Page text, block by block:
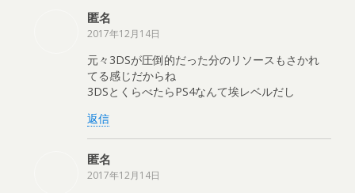
匿名
2017年12月14日
元々3DSが圧倒的だった分のリソースもさかれ
てる感じだからね
3DSとくらべたらPS4なんて埃レベルだし
返信
匿名
2017年12月14日